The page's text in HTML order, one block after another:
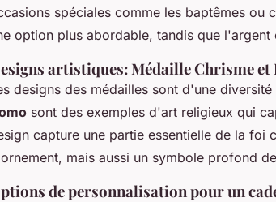
spéciales comme les baptêmes ou
option plus abordable, tandis que
artistiques: Médaille Chrisme et
designs des médailles sont d'une
sont des exemples d'art religieux qui
capture une partie essentielle de la foi
mais aussi un symbole profond
de personnalisation pour un